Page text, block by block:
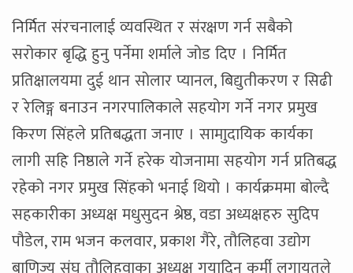
निर्मित संरचनालाई व्यवस्थित र संरक्षण गर्न सबैको
सरोकार बृद्धि हुनु पर्नेमा शर्माले जोड दिए । निर्मित
प्रतिक्षालयमा दुई थान सोलार प्यानल, बिद्युतीकरण र सिढी
र रेलिङ्ग बनाउन नगरपालिकाले सहयोग गर्ने नगर प्रमुख
किरण सिंहले प्रतिबद्धता जनाए । सामाुदायिक कार्यका
लागी सहि निष्ठाले गर्ने हरेक योजनामा सहयोग गर्न प्रतिबद्ध
रहेको नगर प्रमुख सिंहको भनाई थियो । कार्यक्रममा बोल्दै
सहकारीका अध्यक्ष मधुसुदन श्रेष्ठ, वडा अध्यक्षहरु सुदिप
पौडेल, राम भजन कलवार, प्रकाश गैरे, तौलिहवा उद्योग